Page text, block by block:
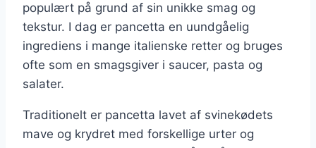
populært på grund af sin unikke smag og
tekstur. I dag er pancetta en uundgåelig
ingrediens i mange italienske retter og bruges
ofte som en smagsgiver i saucer, pasta og
salater.
Traditionelt er pancetta lavet af svinekødets
mave og krydret med forskellige urter og